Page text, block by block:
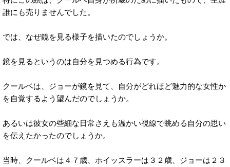
誰にも売りませんでした。
では、なぜ鏡を見る様子を描いたのでしょうか。
鏡を見るというのは自分を見つめる行為です。
クールベは、ジョーが鏡を見て、自分がどれほど魅力的な女性か
を自覚するよう望んだのでしょうか。
あるいは彼女の些細な日常さえも温かい視線で眺める自分の思い
を伝えたかったのでしょうか。
当時、クールベは４７歳、ホイッスラーは３２歳、ジョーは２３